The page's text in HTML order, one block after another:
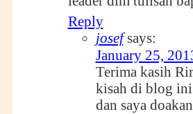
Reply
josef says:
January 25,
Terima kasih
kisah di blog
dan saya